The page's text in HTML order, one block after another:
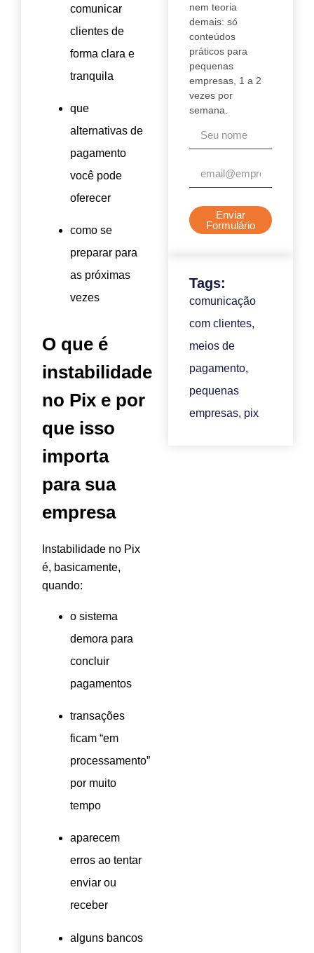
comunicar
clientes de
forma clara e
tranquila
que
alternativas de
pagamento
você pode
oferecer
como se
preparar para
as próximas
vezes
O que é
instabilidade
no Pix e por
que isso
importa
para sua
empresa
Instabilidade no Pix
é, basicamente,
quando:
o sistema
demora para
concluir
pagamentos
transações
ficam “em
processamento”
por muito
tempo
aparecem
erros ao tentar
enviar ou
receber
alguns bancos
nem teoria
demais: só
conteúdos
práticos para
pequenas
empresas, 1 a 2
vezes por
semana.
Enviar
Formulário
Tags:
comunicação
com clientes,
meios de
pagamento,
pequenas
empresas, pix